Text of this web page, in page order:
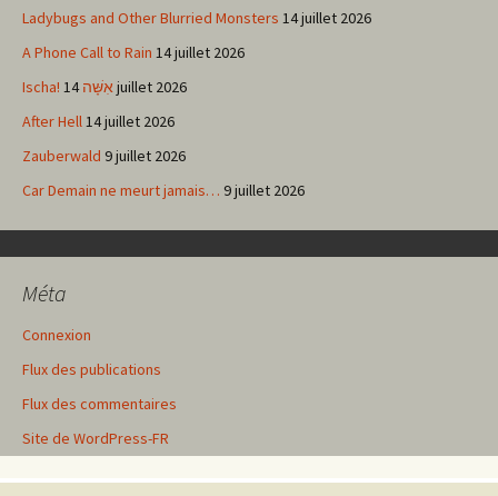
Ladybugs and Other Blurried Monsters 14 juillet 2026
A Phone Call to Rain 14 juillet 2026
Ischa! אִשָּׁה14 juillet 2026
After Hell14 juillet 2026
Zauberwald 9 juillet 2026
Car Demain ne meurt jamais… 9 juillet 2026
Méta
Connexion
Flux des publications
Flux des commentaires
Site de WordPress-FR